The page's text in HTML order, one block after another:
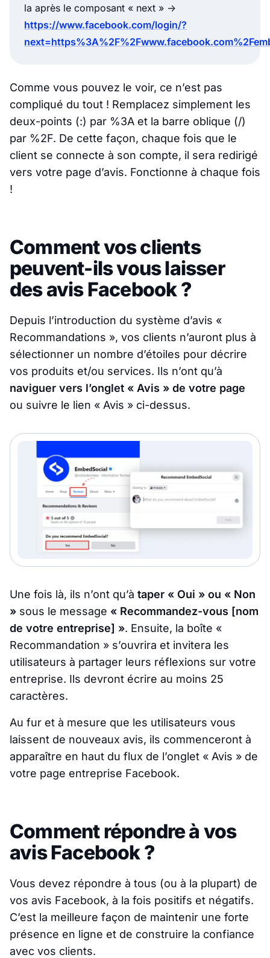
la après le composant « next » ->
https://www.facebook.com/login/?
Comme vous pouvez le voir, ce n’est pas
compliqué du tout ! Remplacez simplement les
deux-points (:) par %3A et la barre oblique (/)
par %2F. De cette façon, chaque fois que le
client se connecte à son compte, il sera redirigé
vers votre page d’avis. Fonctionne à chaque fois
!
Comment vos clients
peuvent-ils vous laisser
des avis Facebook ?
Depuis l’introduction du système d’avis «
Recommandations », vos clients n’auront plus à
sélectionner un nombre d’étoiles pour décrire
vos produits et/ou services. Ils n’ont qu’à
naviguer vers l’onglet « Avis » de votre page
ou suivre le lien « Avis » ci-dessus.
Une fois là, ils n’ont qu’à taper « Oui » ou « Non
» sous le message « Recommandez-vous [nom
de votre entreprise] ». Ensuite, la boîte «
Recommandation » s’ouvrira et invitera les
utilisateurs à partager leurs réflexions sur votre
entreprise. Ils devront écrire au moins 25
caractères.
Au fur et à mesure que les utilisateurs vous
laissent de nouveaux avis, ils commenceront à
apparaître en haut du flux de l’onglet « Avis » de
votre page entreprise Facebook.
Comment répondre à vos
avis Facebook ?
Vous devez répondre à tous (ou à la plupart) de
vos avis Facebook, à la fois positifs et négatifs.
C’est la meilleure façon de maintenir une forte
présence en ligne et de construire la confiance
avec vos clients.